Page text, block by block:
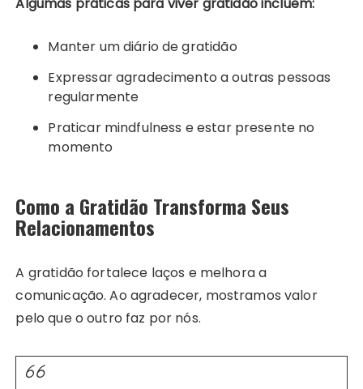
Algumas práticas para viver gratidão incluem:
Manter um diário de gratidão
Expressar agradecimento a outras pessoas
regularmente
Praticar mindfulness e estar presente no
momento
Como a Gratidão Transforma Seus
Relacionamentos
A gratidão fortalece laços e melhora a
comunicação. Ao agradecer, mostramos valor
pelo que o outro faz por nós.